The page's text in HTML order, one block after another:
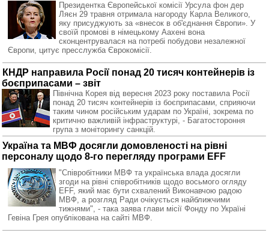
Президентка Європейської комісії Урсула фон дер
Ляєн 29 травня отримала нагороду Карла Великого,
яку присуджують за «внесок в об'єднання Європи». У
своїй промові в німецькому Аахені вона
сконцентрувалася на потребі побудови незалежної
Європи, цитує пресслужба Єврокомісії.
КНДР направила Росії понад 20 тисяч контейнерів із
боєприпасами – звіт
Північна Корея від вересня 2023 року поставила Росії
понад 20 тисяч контейнерів із боєприпасами, сприяючи
таким чином російським ударам по Україні, зокрема по
критично важливій інфраструктурі, - Багатостороння
група з моніторингу санкцій.
Україна та МВФ досягли домовленості на рівні
персоналу щодо 8-го перегляду програми EFF
"Співробітники МВФ та українська влада досягли
згоди на рівні співробітників щодо восьмого огляду
EFF, який має бути схвалений Виконавчою радою
МВФ, а розгляд Ради очікується найближчими
тижнями", - така заява глави місії Фонду по Україні
Гевіна Грея опублікована на сайті МВФ.